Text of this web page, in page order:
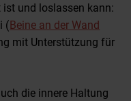
und loslassen kann:
( Beine an der Wand
mit Unterstützung für
die innere Haltung